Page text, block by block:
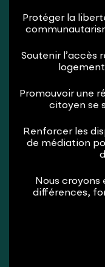
Protéger la
Soutenir l’accès
Promouvoir une
citoyen se
Renforcer les
de médiation
Nous croyons
différences,